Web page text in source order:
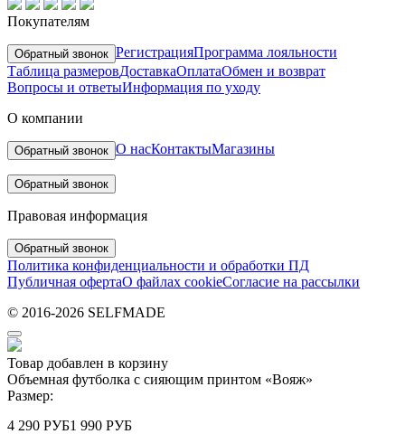
Покупателям
Обратный звонок РегистрацияПрограмма лояльности
Таблица размеровДоставкаОплатаОбмен и возврат
Вопросы и ответыИнформация по уходу
О компании
Обратный звонок О насКонтактыМагазины
Обратный звонок
Правовая информация
Обратный звонок
Политика конфиденциальности и обработки ПД
Публичная офертаО файлах cookieСогласие на рассылки
© 2016-2026 SELFMADE
Товар добавлен в корзину
Объемная футболка c сияющим принтом «Вояж»
Размер:
4 290 РУБ1 990 РУБ